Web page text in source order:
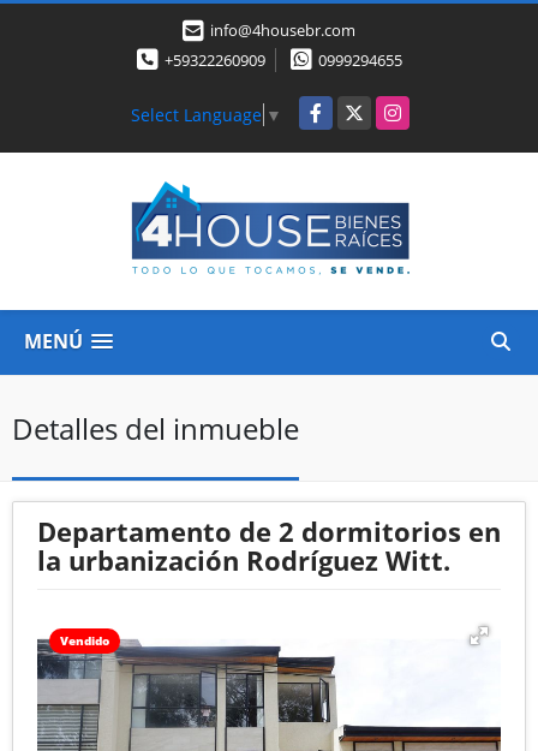
info@4housebr.com
+59322260909
0999294655
Select Language ▼ Facebook
X Instagram
MENÚ
Detalles del inmueble
Departamento de 2 dormitorios en
la urbanización Rodríguez Witt.
Vendido